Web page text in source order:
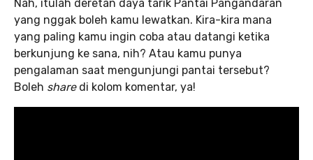
Nah, itulah deretan daya tarik Pantai Pangandaran
yang nggak boleh kamu lewatkan. Kira-kira mana
yang paling kamu ingin coba atau datangi ketika
berkunjung ke sana, nih? Atau kamu punya
pengalaman saat mengunjungi pantai tersebut?
Boleh share di kolom komentar, ya!